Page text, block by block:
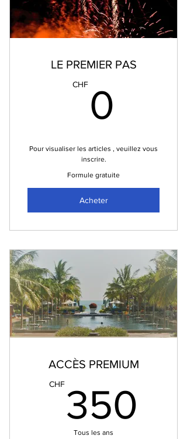
LE PREMIER PAS
CHF 0
Pour visualiser les articles , veuillez vous
inscrire.
Formule gratuite
Acheter
ACCÈS PREMIUM
CHF 350
Tous les ans